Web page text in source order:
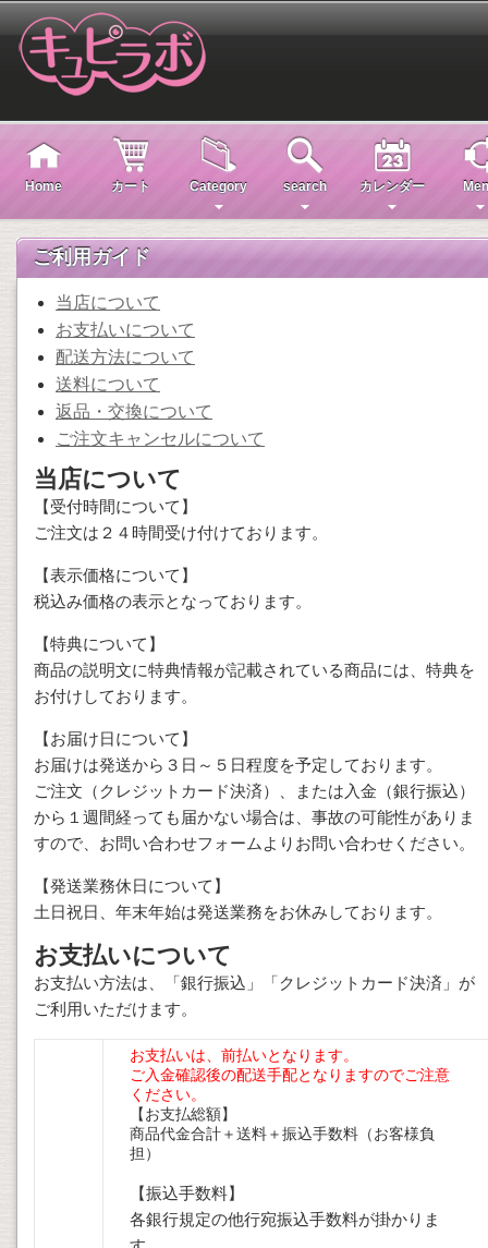
Home カート Category search カレンダー
ご利用ガイド
当店について
お支払いについて
配送方法について
送料について
返品・交換について
ご注文キャンセルについて
当店について
【受付時間について】
ご注文は２４時間受け付けております。
【表示価格について】
税込み価格の表示となっております。
【特典について】
商品の説明文に特典情報が記載されている商品には、特典を
お付けしております。
【お届け日について】
お届けは発送から３日～５日程度を予定しております。
ご注文（クレジットカード決済）、または入金（銀行振込）
から１週間経っても届かない場合は、事故の可能性がありま
すので、お問い合わせフォームよりお問い合わせください。
【発送業務休日について】
土日祝日、年末年始は発送業務をお休みしております。
お支払いについて
お支払い方法は、「銀行振込」「クレジットカード決済」が
ご利用いただけます。
お支払いは、前払いとなります。
ご入金確認後の配送手配となりますのでご注意
ください。
【お支払総額】
商品代金合計＋送料＋振込手数料（お客様負
担）
【振込手数料】
各銀行規定の他行宛振込手数料が掛かりま